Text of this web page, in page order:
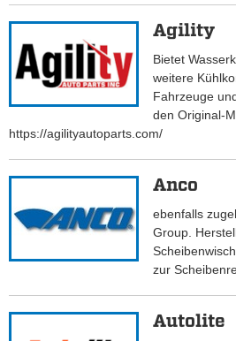
Agility
Bietet
weitere
Fahrzeuge
den Original-
https://agilityautoparts.com/
Anco
ebenfalls
Group.
zur
Autolite